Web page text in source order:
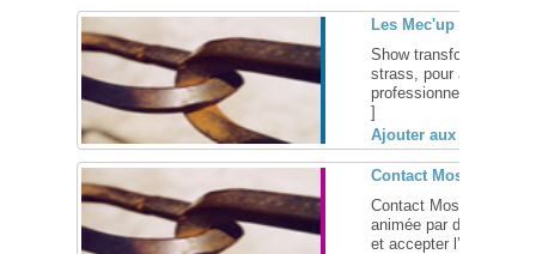
Les Mec'up
Show transformiste
strass, pour animer
professionnelles.
]
Ajouter aux favoris
Contact Moselle
Contact Moselle
animée par des
et accepter